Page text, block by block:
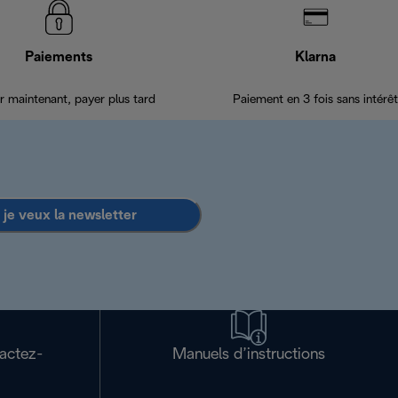
Paiements
maintenant, payer plus tard
Klarna
Paiement en 3 fois sans intérêt
je veux la newsletter
Manuels d’instructions